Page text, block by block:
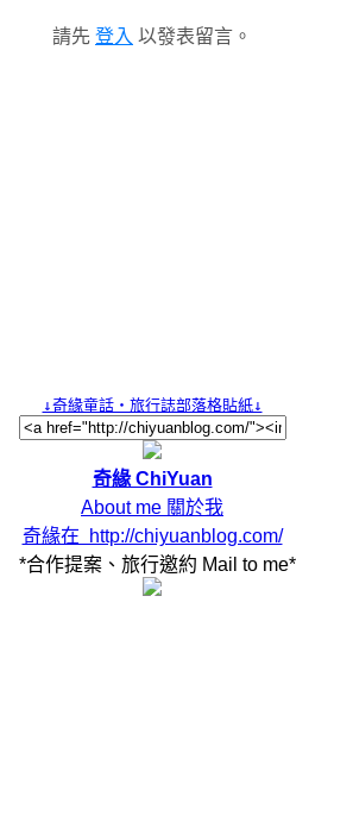
請先 登入 以發表留言。
奇緣 ChiYuan
About me 關於我
奇緣在  http://chiyuanblog.com/
  *合作提案、旅行邀約 Mail to me*